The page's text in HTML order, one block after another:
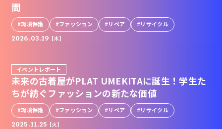
間
環境保護 ファッション リペア リサイクル
2026.03.19 [木]
イベントレポート
未来の古着屋がPLAT UMEKITAに誕生！学生た
ちが紡ぐファッションの新たな価値
環境保護 ファッション リペア リサイクル
2025.11.25 [火]